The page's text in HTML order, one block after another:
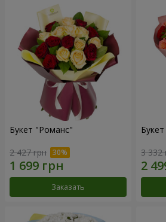
Букет "Романс"
2 427 грн
Заказать
3 332